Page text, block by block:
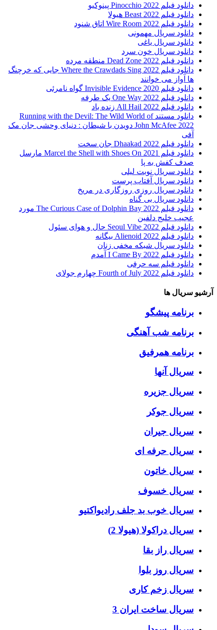
دانلود فیلم Pinocchio 2022 پینوکیو
دانلود فیلم Beast 2022 هیولا
دانلود فیلم Wire Room 2022 اتاق شنود
دانلود سریال مهمونی
دانلود سریال یاغی
دانلود سریال خون سرد
دانلود فیلم 2022 Dead Zone منطقه مرده
دانلود فیلم Where the Crawdads Sing 2022 جایی که خرچنگ
ها آواز می خوانند
دانلود فیلم 2020 Invisible Evidence گواه نامرئی
دانلود فیلم One Way 2022 یک طرفه
دانلود فیلم All Hail 2022 زنده باد
دانلود مستند Running with the Devil: The Wild World of
John McAfee 2022 دویدن با شیطان : دنیای وحشی جان مک
آفی
دانلود فیلم Dhaakad 2022 جان سخت
دانلود فیلم Marcel the Shell with Shoes On 2021 مارسل
صدف کفش به پا
دانلود سریال نوبت لیلی
دانلود سریال آفتاب پرست
دانلود سریال روزی روزگاری در مریخ
دانلود سریال بی گناه
دانلود فیلم The Curious Case of Dolphin Bay 2022 مورد
عجیب خلیج دلفین
دانلود فیلم Seoul Vibe 2022 حال و هوای سئول
دانلود فیلم Alienoid 2022 بیگانه
دانلود سریال شبکه مخفی زنان
دانلود فیلم I Came By 2022 آمدم
دانلود فیلم سه حرفی
دانلود فیلم Fourth of July 2022 چهارم جولای
آرشیو سریال ها
برنامه پیشگو
برنامه شب آهنگی
برنامه همرفیق
سریال آنها
سریال جزیره
سریال جوکر
سریال جیران
سریال حرفه ای
سریال خاتون
سریال خسوف
سریال خوب بد جلف رادیواکتیو
سریال دراکولا (هیولا 2)
سریال راز بقا
سریال روز بلوا
سریال زخم کاری
سریال ساخت ایران 3